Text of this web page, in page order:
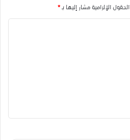
الحقول الإلزامية مشار إليها بـ*